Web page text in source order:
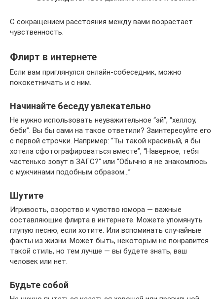
С сокращением расстояния между вами возрастает
чувственность.
Флирт в интернете
Если вам приглянулся онлайн-собеседник, можно
пококетничать и с ним.
Начинайте беседу увлекательно
Не нужно использовать неуважительное “эй”, “хеллоу,
беби”. Вы бы сами на такое ответили? Заинтересуйте его
с первой строчки. Например: “Ты такой красивый, я бы
хотела сфотографироваться вместе”, “Наверное, тебя
частенько зовут в ЗАГС?” или “Обычно я не знакомлюсь
с мужчинами подобным образом…”
Шутите
Игривость, озорство и чувство юмора — важные
составляющие флирта в интернете. Можете упомянуть
глупую песню, если хотите. Или вспоминать случайные
факты из жизни. Может быть, некоторым не понравится
такой стиль, но тем лучше — вы будете знать, ваш
человек или нет.
Будьте собой